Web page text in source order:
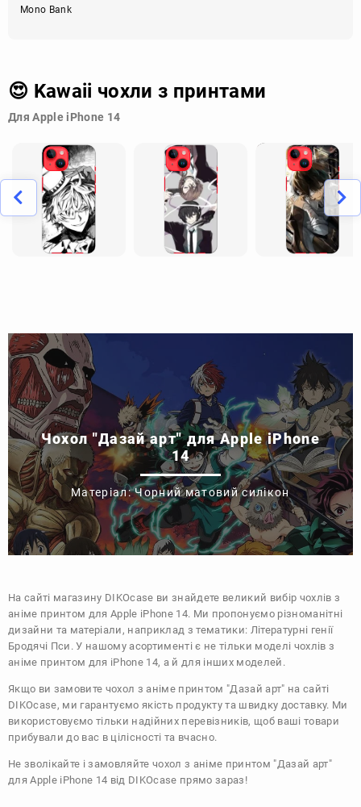
Mono Bank
😍 Kawaii чохли з принтами
Для Apple iPhone 14
Чохол "Дазай арт" для Apple iPhone
14
Матеріал: Чорний матовий силікон
На сайті магазину DIKOcase ви знайдете великий вибір чохлів з
аніме принтом для Apple iPhone 14. Ми пропонуємо різноманітні
дизайни та матеріали, наприклад з тематики: Літературні генії
Бродячі Пси . У нашому асортименті є не тільки моделі чохлів з
аніме принтом для iPhone 14, а й для інших моделей.
Якщо ви замовите чохол з аніме принтом "Дазай арт" на сайті
DIKOcase, ми гарантуємо якість продукту та швидку доставку. Ми
використовуємо тільки надійних перевізників, щоб ваші товари
прибували до вас в цілісності та вчасно.
Не зволікайте і замовляйте чохол з аніме принтом "Дазай арт"
для Apple iPhone 14 від DIKOcase прямо зараз!